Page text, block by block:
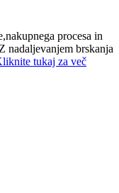
procesa in
nadaljevanjem brskanja
tukaj za več